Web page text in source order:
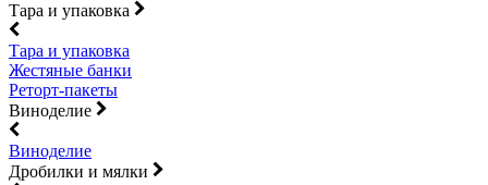
Тара и упаковка
Тара и упаковка
Жестяные банки
Реторт-пакеты
Виноделие
Виноделие
Дробилки и мялки